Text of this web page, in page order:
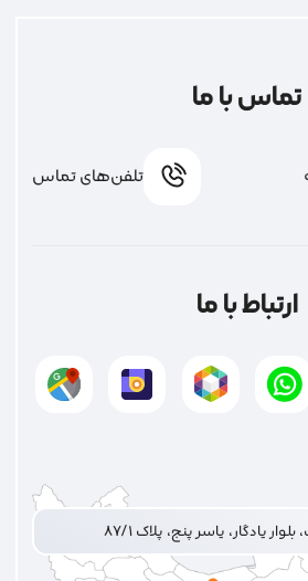
تماس با ما
تلفن‌های تماس
ارتباط با ما
یادگار، یاسر پنج، پلاک ۸۷/۱